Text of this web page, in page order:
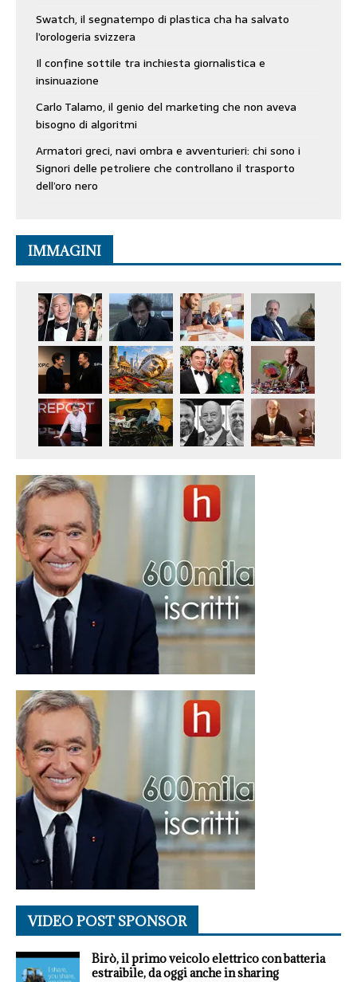
Swatch, il segnatempo di plastica cha ha salvato
l’orologeria svizzera
Il confine sottile tra inchiesta giornalistica e
insinuazione
Carlo Talamo, il genio del marketing che non aveva
bisogno di algoritmi
Armatori greci, navi ombra e avventurieri: chi sono i
Signori delle petroliere che controllano il trasporto
dell’oro nero
IMMAGINI
VIDEO POST SPONSOR
Birò, il primo veicolo elettrico con batteria
estraibile, da oggi anche in sharing